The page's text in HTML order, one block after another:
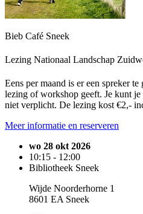
Bieb Café Sneek
Lezing Nationaal Landschap
Eens per maand is er een spreker
lezing of workshop geeft. Je kunt
niet verplicht. De lezing kost €2,-
Meer informatie en reserveren
wo 28 okt 2026
10:15 - 12:00
Bibliotheek Sneek
Wijde Noorderhorne 1
8601 EA Sneek